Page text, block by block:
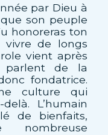
par Dieu à
son peuple
honoreras ton
de longs
vient après
parlent de la
fondatrice.
culture qui
L’humain
de bienfaits,